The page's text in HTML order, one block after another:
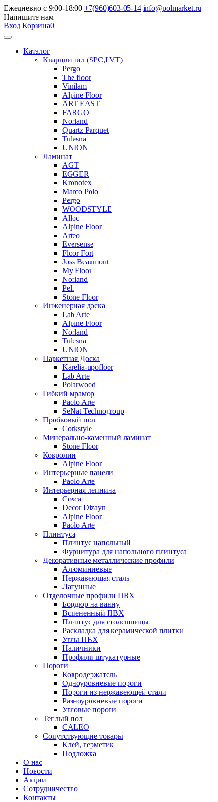
Ежедневно с 9:00-18:00 +7(960)603-05-14 info@polmarket.ru
Напишите нам
Вход Корзина0
Каталог
Кварцвинил (SPC,LVT)
Pergo
The floor
Vinilam
Alpine Floor
ART EAST
FARGO
Norland
Quartz Parquet
Tulesna
UNION
Ламинат
AGT
EGGER
Kronotex
Marco Polo
Pergo
WOODSTYLE
Alloc
Alpine Floor
Arteo
Eversense
Floor Fort
Joss Beaumont
My Floor
Norland
Peli
Stone Floor
Инженерная доска
Lab Arte
Alpine Floor
Norland
Tulesna
UNION
Паркетная Доска
Karelia-upofloor
Lab Arte
Polarwood
Гибкий мрамор
Paolo Arte
SeNat Technogroup
Пробковый пол
Corkstyle
Минерально-каменный ламинат
Stone Floor
Ковролин
Alpine Floor
Интерьерные панели
Paolo Arte
Интерьерная лепнина
Cosca
Decor Dizayn
Alpine Floor
Paolo Arte
Плинтуса
Плинтус напольный
Фурнитура для напольного плинтуса
Декоративные металлические профили
Алюминиевые
Нержавеющая сталь
Латунные
Отделочные профили ПВХ
Бордюр на ванну
Вспененный ПВХ
Плинтус для столешницы
Раскладка для керамической плитки
Углы ПВХ
Наличники
Профили штукатурные
Пороги
Ковродержатель
Одноуровневые пороги
Пороги из нержавеющей стали
Разноуровневые пороги
Угловые пороги
Теплый пол
CALEO
Сопутствующие товары
Клей, герметик
Подложка
О нас
Новости
Акции
Сотрудничество
Контакты